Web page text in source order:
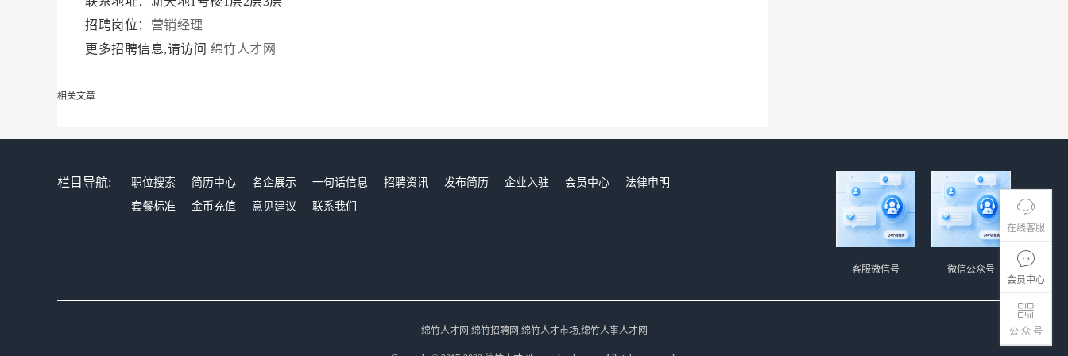
在线客服
会员中心
公 众 号
招聘岗位： 营销经理
更多招聘信息,请访问 绵竹人才网
相关文章
栏目导航: 职位搜索 简历中心 名企展示 一句话信息 招聘资讯 发布简历 企业入驻 会员中心
法律申明
套餐标准
金币充值 意见建议 联系我们
微信公众号
客服微信号
绵竹人才网,绵竹招聘网,绵竹人才市场,绵竹人事人才网